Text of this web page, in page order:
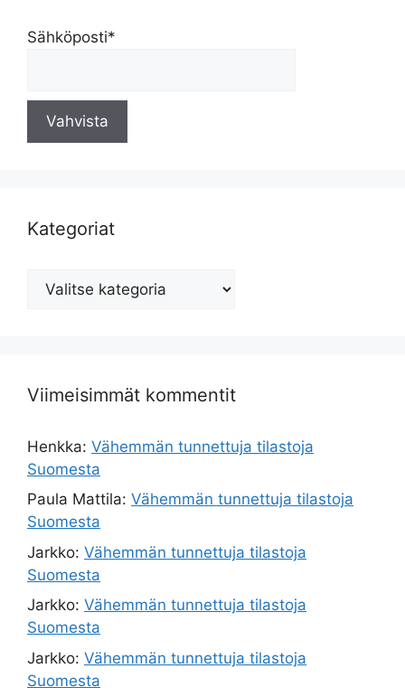
Sähköposti*
Kategoriat
Kategoriat
Viimeisimmät kommentit
Henkka: Vähemmän tunnettuja tilastoja
Suomesta
Paula Mattila: Vähemmän tunnettuja tilastoja
Suomesta
Jarkko: Vähemmän tunnettuja tilastoja
Suomesta
Jarkko: Vähemmän tunnettuja tilastoja
Suomesta
Jarkko: Vähemmän tunnettuja tilastoja
Suomesta